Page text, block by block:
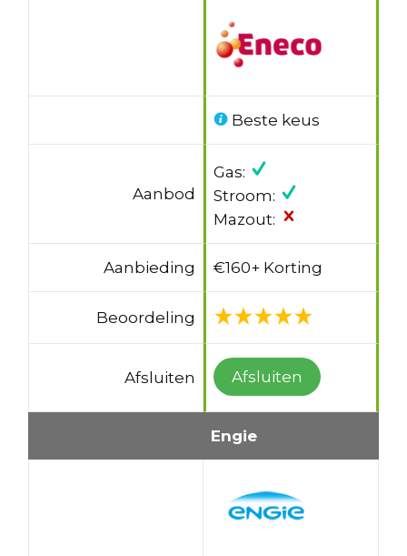
Beste keus
Aanbod
Gas:
Stroom:
Mazout:
Aanbieding €160+ Korting
Beoordeling
Afsluiten Afsluiten
Engie